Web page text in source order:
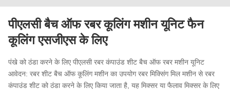
पीएलसी बैच ऑफ रबर कूलिंग मशीन यूनिट फैन
कूलिंग एसजीएस के लिए
पंखे को ठंडा करने के लिए पीएलसी रबर कंपाउंड शीट बैच ऑफ रबर मशीन यूनिट
आवेदन: रबर शीट बैच ऑफ कूलिंग मशीन का उपयोग रबर मिक्सिंग मिल मशीन से रबर
कंपाउंड शीट को ठंडा करने के लिए किया जाता है, यह मिक्सर या फैलाव मिक्सर के लिए